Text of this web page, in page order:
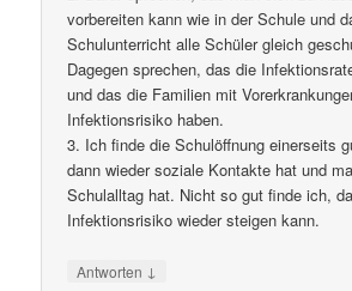
vorbereiten kann wie in der Schule und
Schulunterricht alle Schüler gleich
Dagegen sprechen, das die
und das die Familien mit
Infektionsrisiko haben.
3. Ich finde die Schulöffnung einerseits
dann wieder soziale Kontakte hat und
Schulalltag hat. Nicht so gut finde ich,
Infektionsrisiko wieder steigen kann.
Antworten ↓